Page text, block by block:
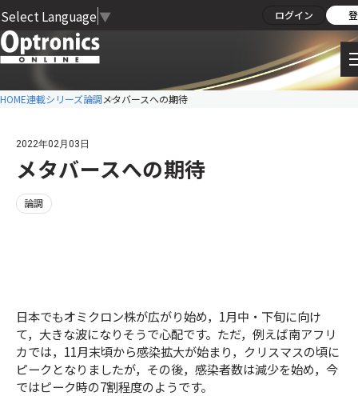
Select Language ▼ ログイン
HOME連載シリーズ論調 メタバースへの期待
2022年02月03日
メタバースへの期待
論調
日本でもオミクロン株が広がり始め，1月中・下旬に向け
て，大きな波になりそうで心配です。ただ，例えば南アフリ
カでは，11月末頃から感染拡大が始まり，クリスマスの頃に
ピークとなりましたが，その後，感染者数は減少を始め，今
ではピーク時の7割程度のようです。